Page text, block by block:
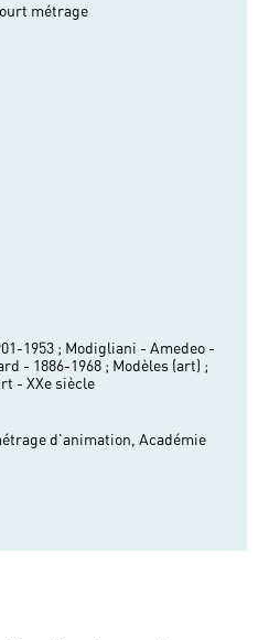
métrage
1953 ; Modigliani - Amedeo -
- 1886-1968 ; Modèles (art) ;
- XXe siècle
d'animation, Académie